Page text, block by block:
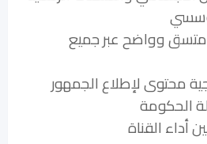
متسق وواضح عبر جميع
محتوى لإطلاع الجمهور
الحكومة